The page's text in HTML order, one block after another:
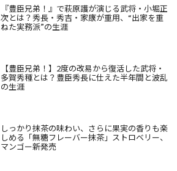
『豊臣兄弟！』で萩原護が演じる武将・小堀正
次とは？秀長・秀吉・家康が重用、“出家を重
ねた実務派”の生涯
【豊臣兄弟！】2度の改易から復活した武将・
多賀秀種とは？豊臣秀長に仕えた半年間と波乱
の生涯
しっかり抹茶の味わい、さらに果実の香りも楽
しめる「無糖フレーバー抹茶」ストロベリー、
マンゴー新発売